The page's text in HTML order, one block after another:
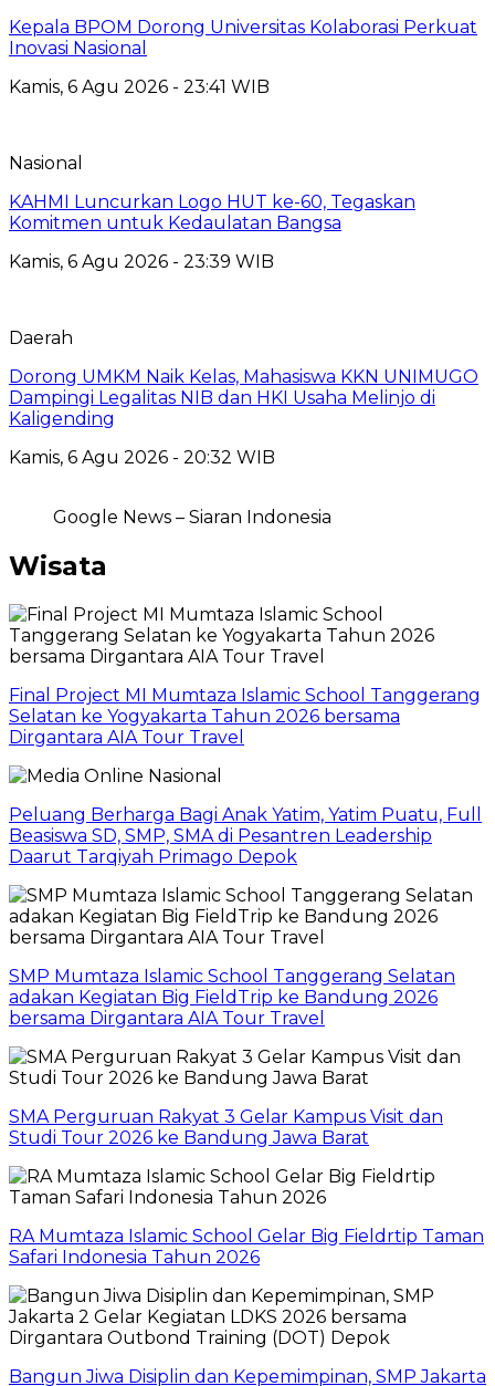
Kepala BPOM Dorong Universitas Kolaborasi Perkuat
Inovasi Nasional
Kamis, 6 Agu 2026 - 23:41 WIB
Nasional
KAHMI Luncurkan Logo HUT ke-60, Tegaskan
Komitmen untuk Kedaulatan Bangsa
Kamis, 6 Agu 2026 - 23:39 WIB
Daerah
Dorong UMKM Naik Kelas, Mahasiswa KKN UNIMUGO
Dampingi Legalitas NIB dan HKI Usaha Melinjo di
Kaligending
Kamis, 6 Agu 2026 - 20:32 WIB
Google News – Siaran Indonesia
Wisata
Final Project MI Mumtaza Islamic School Tanggerang
Selatan ke Yogyakarta Tahun 2026 bersama
Dirgantara AIA Tour Travel
Peluang Berharga Bagi Anak Yatim, Yatim Puatu, Full
Beasiswa SD, SMP, SMA di Pesantren Leadership
Daarut Tarqiyah Primago Depok
SMP Mumtaza Islamic School Tanggerang Selatan
adakan Kegiatan Big FieldTrip ke Bandung 2026
bersama Dirgantara AIA Tour Travel
SMA Perguruan Rakyat 3 Gelar Kampus Visit dan
Studi Tour 2026 ke Bandung Jawa Barat
RA Mumtaza Islamic School Gelar Big Fieldrtip Taman
Safari Indonesia Tahun 2026
Bangun Jiwa Disiplin dan Kepemimpinan, SMP Jakarta